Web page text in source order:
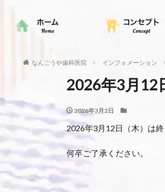
なんごうや歯科医院 インフォメーション
2026年3月12
2026年3月2日
2026年3月12日（木）は終
何卒ご了承ください。